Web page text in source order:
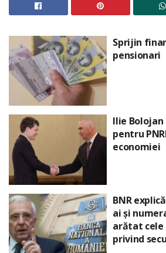
Sprijin
pensionari
Ilie
pentru
economiei
BNR
ai și
arătat
privind